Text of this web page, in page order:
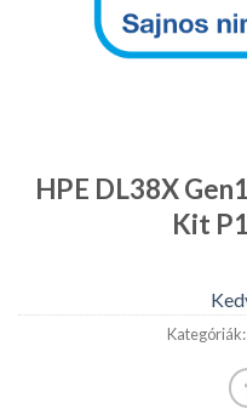
HPE DL38X
Kit
Kategóriák: